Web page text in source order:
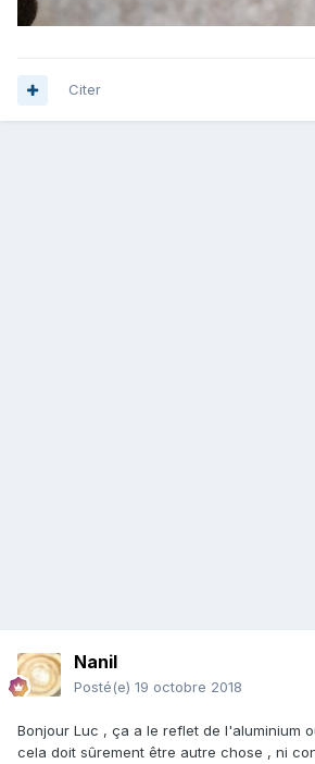
Citer
Nanil
Posté(e) 19 octobre 2018
Bonjour Luc , ça a le reflet de l'aluminium
cela doit sûrement être autre chose , ni